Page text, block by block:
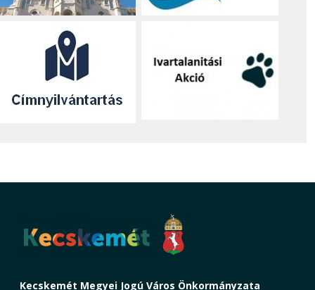
Kecskemét Megyei Jogú Város Önkormányzata